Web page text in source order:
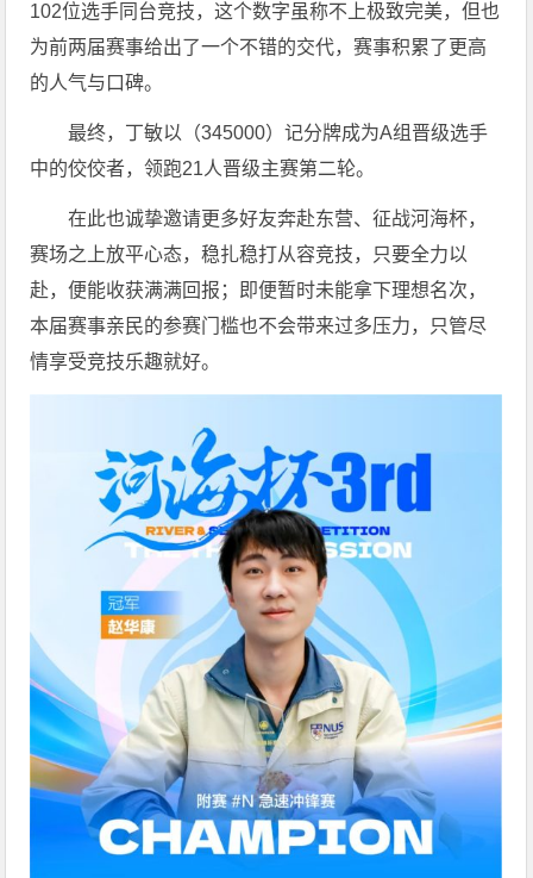
102位选手同台竞技，这个数字虽称不上极致完美，但也
为前两届赛事给出了一个不错的交代，赛事积累了更高
的人气与口碑。
最终，丁敏以（345000）记分牌成为A组晋级选手
中的佼佼者，领跑21人晋级主赛第二轮。
在此也诚挚邀请更多好友奔赴东营、征战河海杯，
赛场之上放平心态，稳扎稳打从容竞技，只要全力以
赴，便能收获满满回报；即便暂时未能拿下理想名次，
本届赛事亲民的参赛门槛也不会带来过多压力，只管尽
情享受竞技乐趣就好。